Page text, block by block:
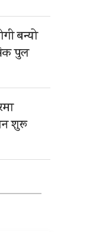
बन्यो
पुल
शुरू